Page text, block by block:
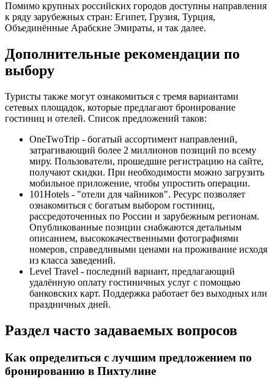
Помимо крупных российских городов доступны направления
к ряду зарубежных стран: Египет, Грузия, Турция,
Объединённые Арабские Эмираты, и так далее.
Дополнительные рекомендации по
выбору
Туристы также могут ознакомиться с тремя вариантами
сетевых площадок, которые предлагают бронирование
гостиниц и отелей. Список предложений таков:
OneTwoTrip - богатый ассортимент направлений,
затрагивающий более 2 миллионов позиций по всему
миру. Пользователи, прошедшие регистрацию на сайте,
получают скидки. При необходимости можно загрузить
мобильное приложение, чтобы упростить операции.
101Hotels - "отели для чайников". Ресурс позволяет
ознакомиться с богатым выбором гостиниц,
рассредоточенных по России и зарубежным регионам.
Опубликованные позиции снабжаются детальным
описанием, высококачественными фотографиями
номеров, справедливыми ценами на проживание исходя
из класса заведений.
Level Travel - последний вариант, предлагающий
удалённую оплату гостиничных услуг с помощью
банковских карт. Поддержка работает без выходных или
праздничных дней.
Раздел часто задаваемых вопросов
Как определиться с лучшим предложением по
бронированию в Пихтулине